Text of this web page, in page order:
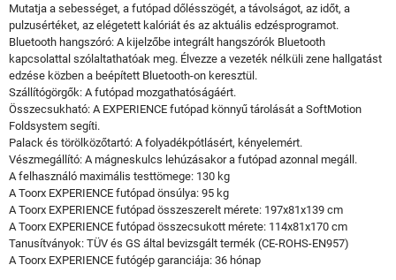
Mutatja a sebességet, a futópad dőlésszögét, a távolságot, az időt, a
pulzusértéket, az elégetett kalóriát és az aktuális edzésprogramot.
Bluetooth hangszóró: A kijelzőbe integrált hangszórók Bluetooth
kapcsolattal szólaltathatóak meg. Élvezze a vezeték nélküli zene hallgatást
edzése közben a beépített Bluetooth-on keresztül.
Szállítógörgők: A futópad mozgathatóságáért.
Összecsukható: A EXPERIENCE futópad könnyű tárolását a SoftMotion
Foldsystem segíti.
Palack és törölközőtartó: A folyadékpótlásért, kényelemért.
Vészmegállító: A mágneskulcs lehúzásakor a futópad azonnal megáll.
A felhasználó maximális testtömege: 130 kg
A Toorx EXPERIENCE futópad önsúlya: 95 kg
A Toorx EXPERIENCE futópad összeszerelt mérete: 197x81x139 cm
A Toorx EXPERIENCE futópad összecsukott mérete: 114x81x170 cm
Tanusítványok: TÜV és GS által bevizsgált termék (CE-ROHS-EN957)
A Toorx EXPERIENCE futógép garanciája: 36 hónap